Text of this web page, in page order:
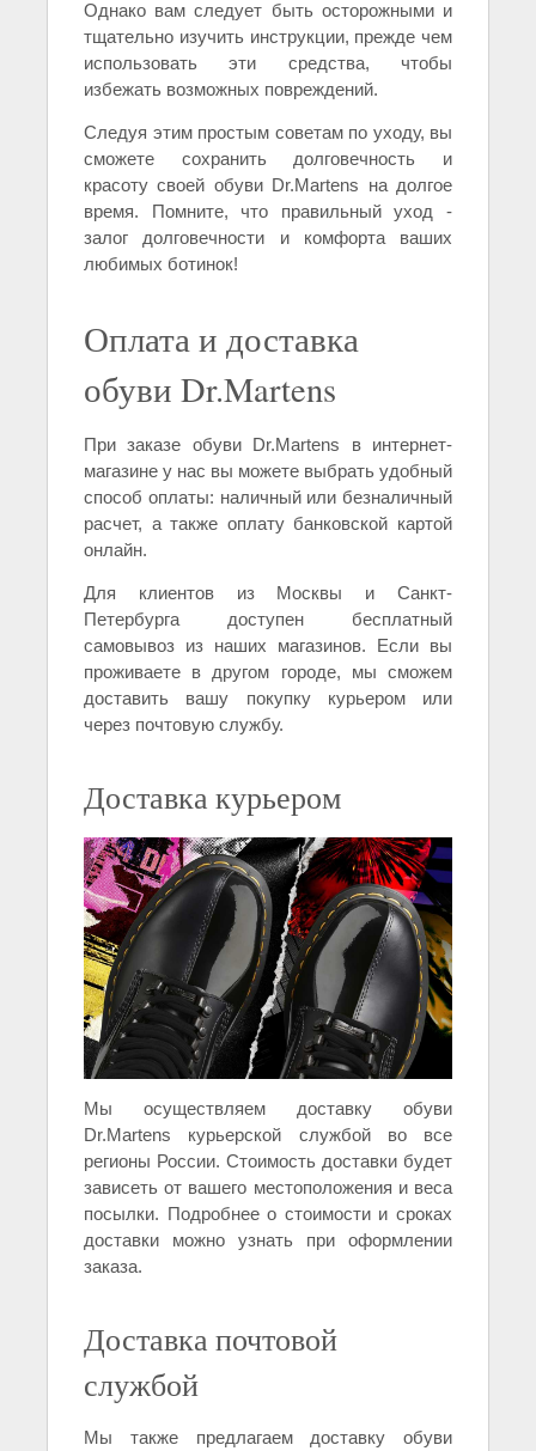
Однако вам следует быть осторожными и
тщательно изучить инструкции, прежде чем
использовать эти средства, чтобы
избежать возможных повреждений.
Следуя этим простым советам по уходу, вы
сможете сохранить долговечность и
красоту своей обуви Dr.Martens на долгое
время. Помните, что правильный уход -
залог долговечности и комфорта ваших
любимых ботинок!
Оплата и доставка
обуви Dr.Martens
При заказе обуви Dr.Martens в интернет-
магазине у нас вы можете выбрать удобный
способ оплаты: наличный или безналичный
расчет, а также оплату банковской картой
онлайн.
Для клиентов из Москвы и Санкт-
Петербурга доступен бесплатный
самовывоз из наших магазинов. Если вы
проживаете в другом городе, мы сможем
доставить вашу покупку курьером или
через почтовую службу.
Доставка курьером
Мы осуществляем доставку обуви
Dr.Martens курьерской службой во все
регионы России. Стоимость доставки будет
зависеть от вашего местоположения и веса
посылки. Подробнее о стоимости и сроках
доставки можно узнать при оформлении
заказа.
Доставка почтовой
службой
Мы также предлагаем доставку обуви